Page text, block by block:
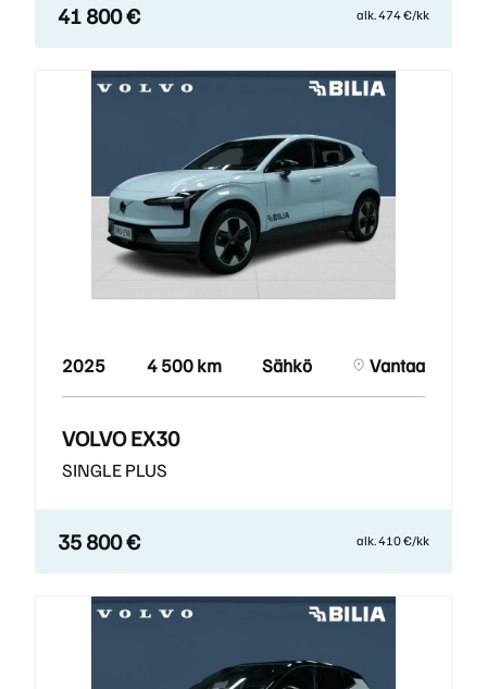
41 800 € alk. 474 €/kk
2025 4 500 km Sähkö Vantaa
VOLVO EX30
SINGLE PLUS
35 800 € alk. 410 €/kk